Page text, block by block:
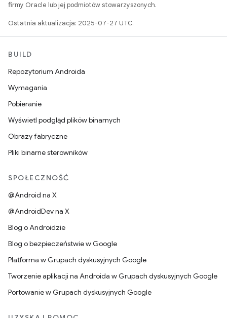
firmy Oracle lub jej podmiotów stowarzyszonych.
Ostatnia aktualizacja: 2025-07-27 UTC.
BUILD
Repozytorium Androida
Wymagania
Pobieranie
Wyświetl podgląd plików binarnych
Obrazy fabryczne
Pliki binarne sterowników
SPOŁECZNOŚĆ
@Android na X
@AndroidDev na X
Blog o Androidzie
Blog o bezpieczeństwie w Google
Platforma w Grupach dyskusyjnych Google
Tworzenie aplikacji na Androida w Grupach dyskusyjnych Google
Portowanie w Grupach dyskusyjnych Google